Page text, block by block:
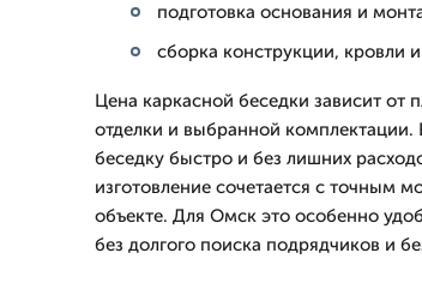
подготовка основания и
сборка конструкции, кровли
Цена каркасной беседки зависит
отделки и выбранной
беседку быстро и без лишних
изготовление сочетается с точным
объекте. Для Омск это особенно
без долгого поиска подрядчиков и